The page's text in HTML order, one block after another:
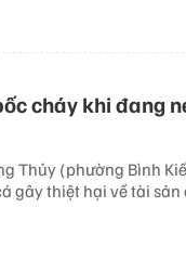
cháy khi đang
Thủy (phường Bình
gây thiệt hại về tài sản